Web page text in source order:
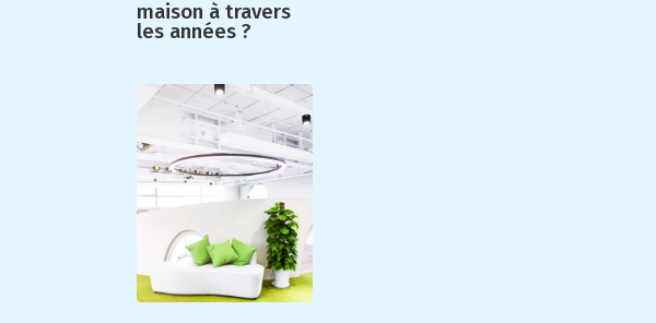
maison à travers
les années ?